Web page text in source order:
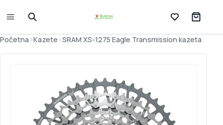
Lista želja
Početna >Kazete >SRAM XS-1275 Eagle Transmission kazeta